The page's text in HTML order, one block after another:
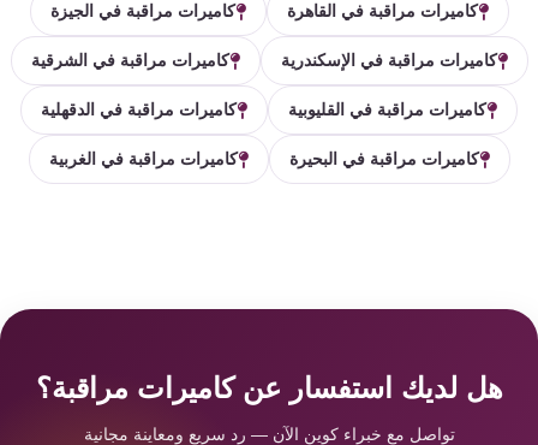
كاميرات مراقبة في القاهرة كاميرات مراقبة في الجيزة
كاميرات مراقبة في الإسكندرية كاميرات مراقبة في الشرقية
كاميرات مراقبة في القليوبية كاميرات مراقبة في الدقهلية
كاميرات مراقبة في البحيرة كاميرات مراقبة في الغربية
هل لديك استفسار عن كاميرات مراقبة؟
تواصل مع خبراء كوين الآن — رد سريع ومعاينة مجانية